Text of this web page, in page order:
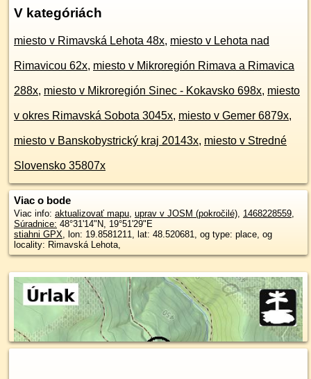
V kategóriách
miesto v Rimavská Lehota 48x, miesto v Lehota nad
Rimavicou 62x, miesto v Mikroregión Rimava a Rimavica
288x, miesto v Mikroregión Sinec - Kokavsko 698x, miesto
v okres Rimavská Sobota 3045x, miesto v Gemer 6879x,
miesto v Banskobystrický kraj 20143x, miesto v Stredné
Slovensko 35807x
Viac o bode
Viac info: aktualizovať mapu, uprav v JOSM (pokročilé), 1468228559,
Súradnice: 48°31'14"N, 19°51'29"E
stiahni GPX, lon: 19.8581211, lat: 48.520681, og type: place, og
locality: Rimavská Lehota,